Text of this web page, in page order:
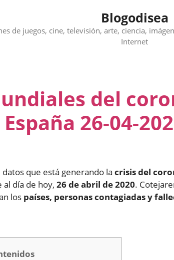
Blogodisea
de juegos, cine, televisión, arte, ciencia,
Internet
del
26-04-
que está generando la crisis del
día de hoy, 26 de abril de 2020.
los países, personas contagiadas y